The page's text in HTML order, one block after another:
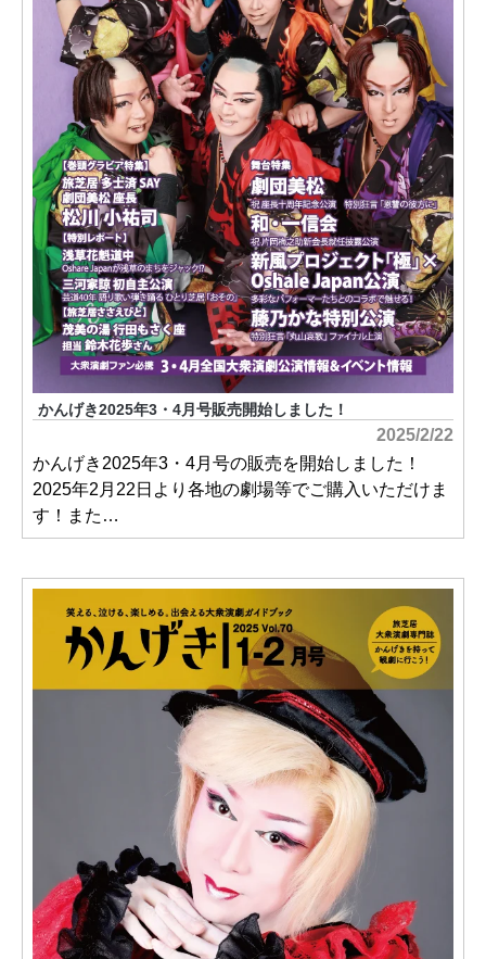
かんげき2025年3・4月号販売開始しました！
2025/2/22
かんげき2025年3・4月号の販売を開始しました！
2025年2月22日より各地の劇場等でご購入いただけま
す！また…